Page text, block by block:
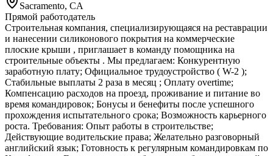
Sacramento, CA
Прямой работодатель
Строительная компания, специализирующаяся на реставрации
и нанесении силиконового покрытия на коммерческие
плоские крыши , приглашает в команду помощника на
строительные объекты . Мы предлагаем: Конкурентную
заработную плату; Официальное трудоустройство ( W-2 );
Стабильные выплаты 2 раза в месяц ; Оплату overtime;
Компенсацию расходов на проезд, проживание и питание во
время командировок; Бонусы и бенефиты после успешного
прохождения испытательного срока; Возможность карьерного
роста. Требования: Опыт работы в строительстве;
Действующие водительские права; Желательно разговорный
английский язык; Готовность к регулярным командировкам по